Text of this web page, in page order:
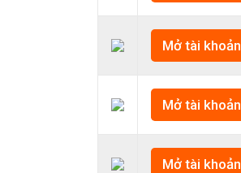
Mở tài khoản
Mở tài khoản
Mở tài khoản